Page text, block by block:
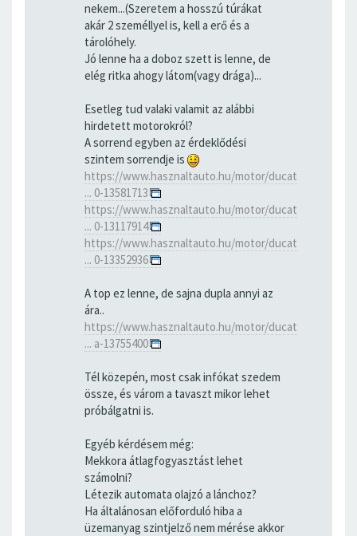
nekem...(Szeretem a hosszú túrákat
akár 2 személlyel is, kell a erő és a
tárolóhely.
Jó lenne ha a doboz szett is lenne, de
elég ritka ahogy látom(vagy drága)...
Esetleg tud valaki valamit az alábbi
hirdetett motorokról?
A sorrend egyben az érdeklődési
szintem sorrendje is
https://www.hasznaltauto.hu/motor/ducat
... 0-13581713
https://www.hasznaltauto.hu/motor/ducat
... 0-13117914
https://www.hasznaltauto.hu/motor/ducat
... 0-13352936
A top ez lenne, de sajna dupla annyi az
ára..
https://www.hasznaltauto.hu/motor/ducat
... a-13755400
Tél közepén, most csak infókat szedem
össze, és várom a tavaszt mikor lehet
próbálgatni is.
Egyéb kérdésem még:
Mekkora átlagfogyasztást lehet
számolni?
Létezik automata olajzó a lánchoz?
Ha általánosan előforduló hiba a
üzemanyag szintjelző nem mérése akkor